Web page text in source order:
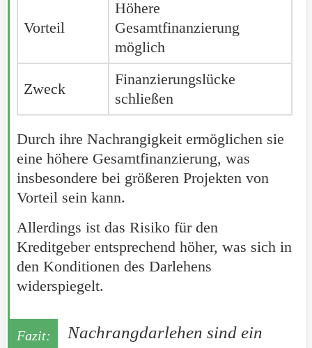
Vorteil
Höhere
Gesamtfinanzierung
möglich
Zweck
Finanzierungslücke
schließen
Durch ihre Nachrangigkeit ermöglichen sie
eine höhere Gesamtfinanzierung, was
insbesondere bei größeren Projekten von
Vorteil sein kann.
Allerdings ist das Risiko für den
Kreditgeber entsprechend höher, was sich in
den Konditionen des Darlehens
widerspiegelt.
Nachrangdarlehen sind ein